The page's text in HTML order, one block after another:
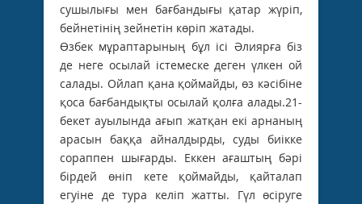
сушылығы мен бағбандығы қатар жүріп,
бейнетінің зейнетін көріп жатады.
Өзбек мұраптарының бұл ісі Әлиярға біз
де неге осылай істемеске деген үлкен ой
салады. Ойлап қана қоймайды, өз кәсібіне
қоса бағбандықты осылай қолға алады.21-
бекет ауылында ағып жатқан екі арнаның
арасын баққа айналдырды, суды биікке
сораппен шығарды. Еккен ағаштың бәрі
бірдей өніп кете қоймайды, қайталап
егуіне де тура келіп жатты. Гүл өсіруге